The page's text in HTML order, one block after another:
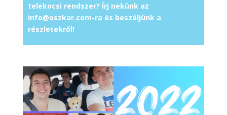
telekocsi rendszer? Írj nekünk az
info@oszkar.com-ra és beszéljünk a
részletekről!